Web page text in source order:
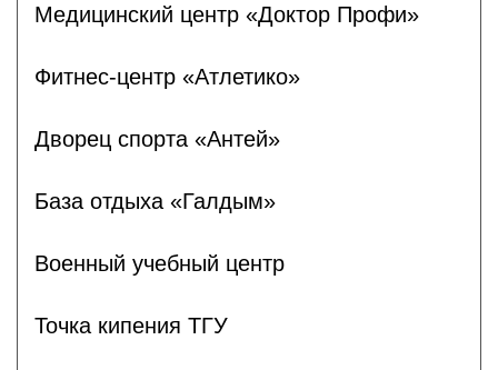
Медицинский центр «Доктор Профи»
Фитнес-центр «Атлетико»
Дворец спорта «Антей»
База отдыха «Галдым»
Военный учебный центр
Точка кипения ТГУ